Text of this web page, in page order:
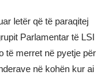
letër që të paraqitej
Parlamentar të LSI
të merret në pyetje për
në kohën kur ai